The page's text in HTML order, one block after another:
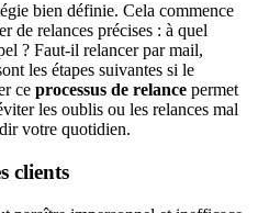
bien définie. Cela commence
de relances précises : à quel
? Faut-il relancer par mail,
les étapes suivantes si le
ce processus de relance permet
les oublis ou les relances mal
votre quotidien.
clients